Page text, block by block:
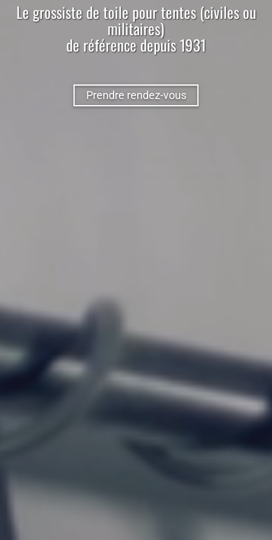
Legrossistedetoilepourtentes (civiles ou
militaires)
de référence depuis 1931
Prendre rendez-vous